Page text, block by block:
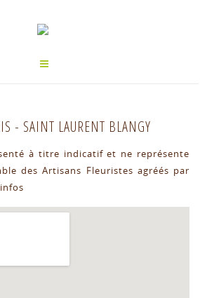
- SAINT LAURENT BLANGY
à titre indicatif et ne représente
des Artisans Fleuristes agréés par